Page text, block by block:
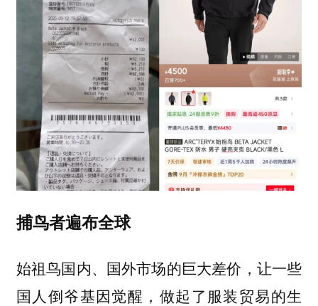
捕鸟者遍布全球
始祖鸟国内、国外市场的巨大差价，让一些
国人倒爷基因觉醒，做起了服装贸易的生